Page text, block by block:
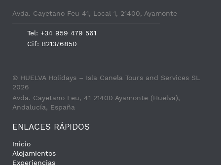
Avda. Cayetano Feu 41, Local 1, 21400, Ayamonte
Tel: +34 959 479 561
Cif: B21376850
© HUELVA Holidays – Isla Canela Tours and Services SL
2026
Avda. Cayetano Feu, 41 21400 Ayamonte (Huelva),
Andalucía, España
ENLACES RÁPIDOS
Inicio
Alojamientos
Experiencias